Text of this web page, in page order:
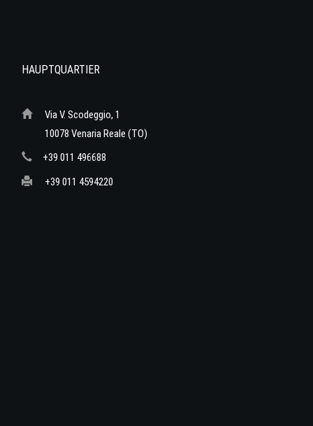
HAUPTQUARTIER
Via V. Scodeggio, 1
10078 Venaria Reale (TO)
+39 011 496688
+39 011 4594220